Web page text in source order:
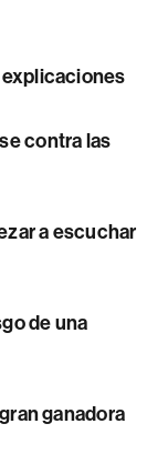
explicaciones
contra las
a escuchar
de una
ganadora